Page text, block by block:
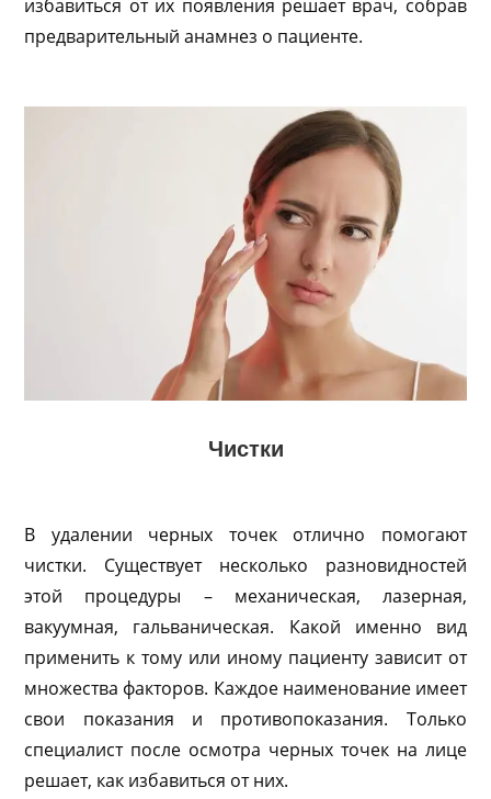
избавиться от их появления решает врач, собрав
предварительный анамнез о пациенте.
Чистки
В удалении черных точек отлично помогают
чистки. Существует несколько разновидностей
этой процедуры – механическая, лазерная,
вакуумная, гальваническая. Какой именно вид
применить к тому или иному пациенту зависит от
множества факторов. Каждое наименование имеет
свои показания и противопоказания. Только
специалист после осмотра черных точек на лице
решает, как избавиться от них.